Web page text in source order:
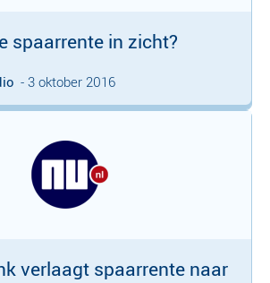
spaarrente in zicht?
- 3 oktober 2016
verlaagt spaarrente naar